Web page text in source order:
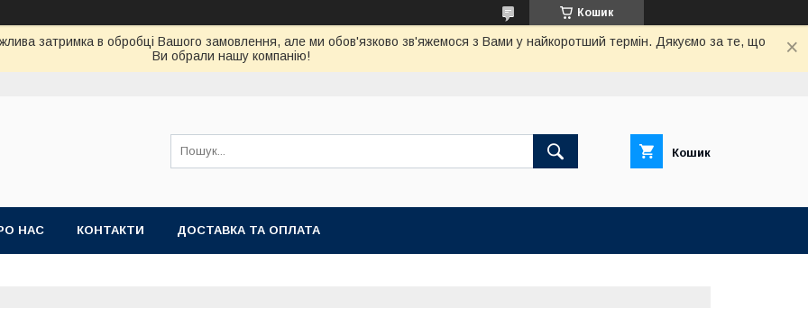
Кошик
затримка в обробці Вашого замовлення, але ми обов'язково зв'яжемося з Вами у найкоротший термін. Дякуємо за те, що
Ви обрали нашу компанію!
Кошик
НАС КОНТАКТИ ДОСТАВКА ТА ОПЛАТА